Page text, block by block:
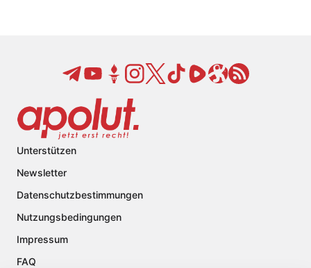
Unterstützen
Newsletter
Datenschutzbestimmungen
Nutzungsbedingungen
Impressum
FAQ